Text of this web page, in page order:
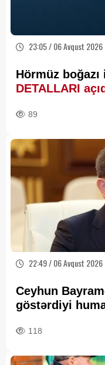
23:05 / 06 Avqust 2026
Hörmüz boğazı
DETALLARI
89
22:49 / 06 Avqust 2026
Ceyhun
göstərdiyi
118